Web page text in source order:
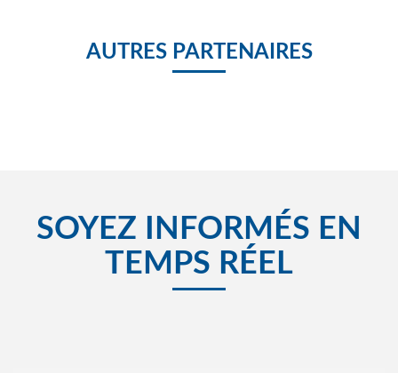
AUTRES PARTENAIRES
SOYEZ INFORMÉS EN
TEMPS RÉEL